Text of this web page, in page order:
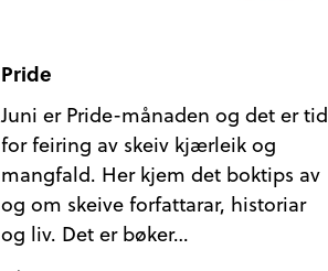
Pride
Juni er Pride-månaden og det er tid
for feiring av skeiv kjærleik og
mangfald. Her kjem det boktips av
og om skeive forfattarar, historiar
og liv. Det er bøker…